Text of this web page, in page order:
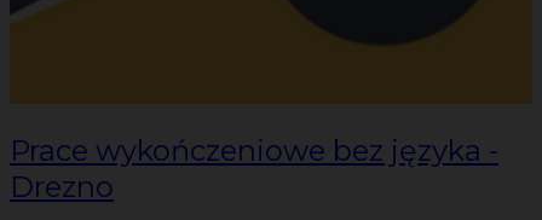
Prace wykończeniowe bez języka -
Drezno